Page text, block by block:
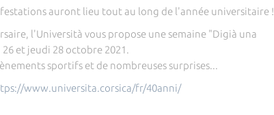
auront lieu tout au long de l'année universitaire !
l'Università vous propose une semaine "Digià una
et jeudi 28 octobre 2021.
sportifs et de nombreuses surprises...
www.universita.corsica/fr/40anni/